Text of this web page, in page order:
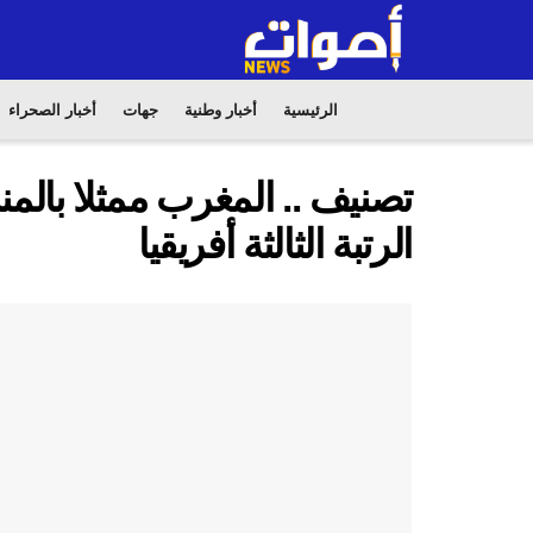
الرئيسية أخبار وطنية جهات أخبار الصحراء
تصنيف .. المغرب ممثلا
الرتبة الثالثة أفريقيا